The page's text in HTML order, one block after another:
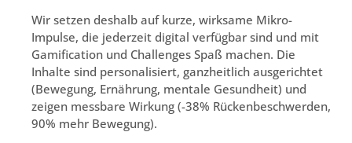
Wir setzen deshalb auf kurze, wirksame Mikro-
Impulse, die jederzeit digital verfügbar sind und mit
Gamification und Challenges Spaß machen. Die
Inhalte sind personalisiert, ganzheitlich ausgerichtet
(Bewegung, Ernährung, mentale Gesundheit) und
zeigen messbare Wirkung (-38% Rückenbeschwerden,
90% mehr Bewegung).